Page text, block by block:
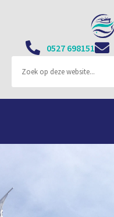
0527 698151